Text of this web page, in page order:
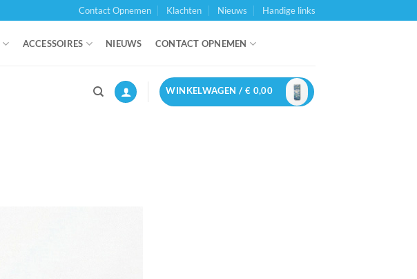
Contact Opnemen Klachten Nieuws Handige links
ACCESSOIRES NIEUWS CONTACT OPNEMEN
WINKELWAGEN / € 0,00